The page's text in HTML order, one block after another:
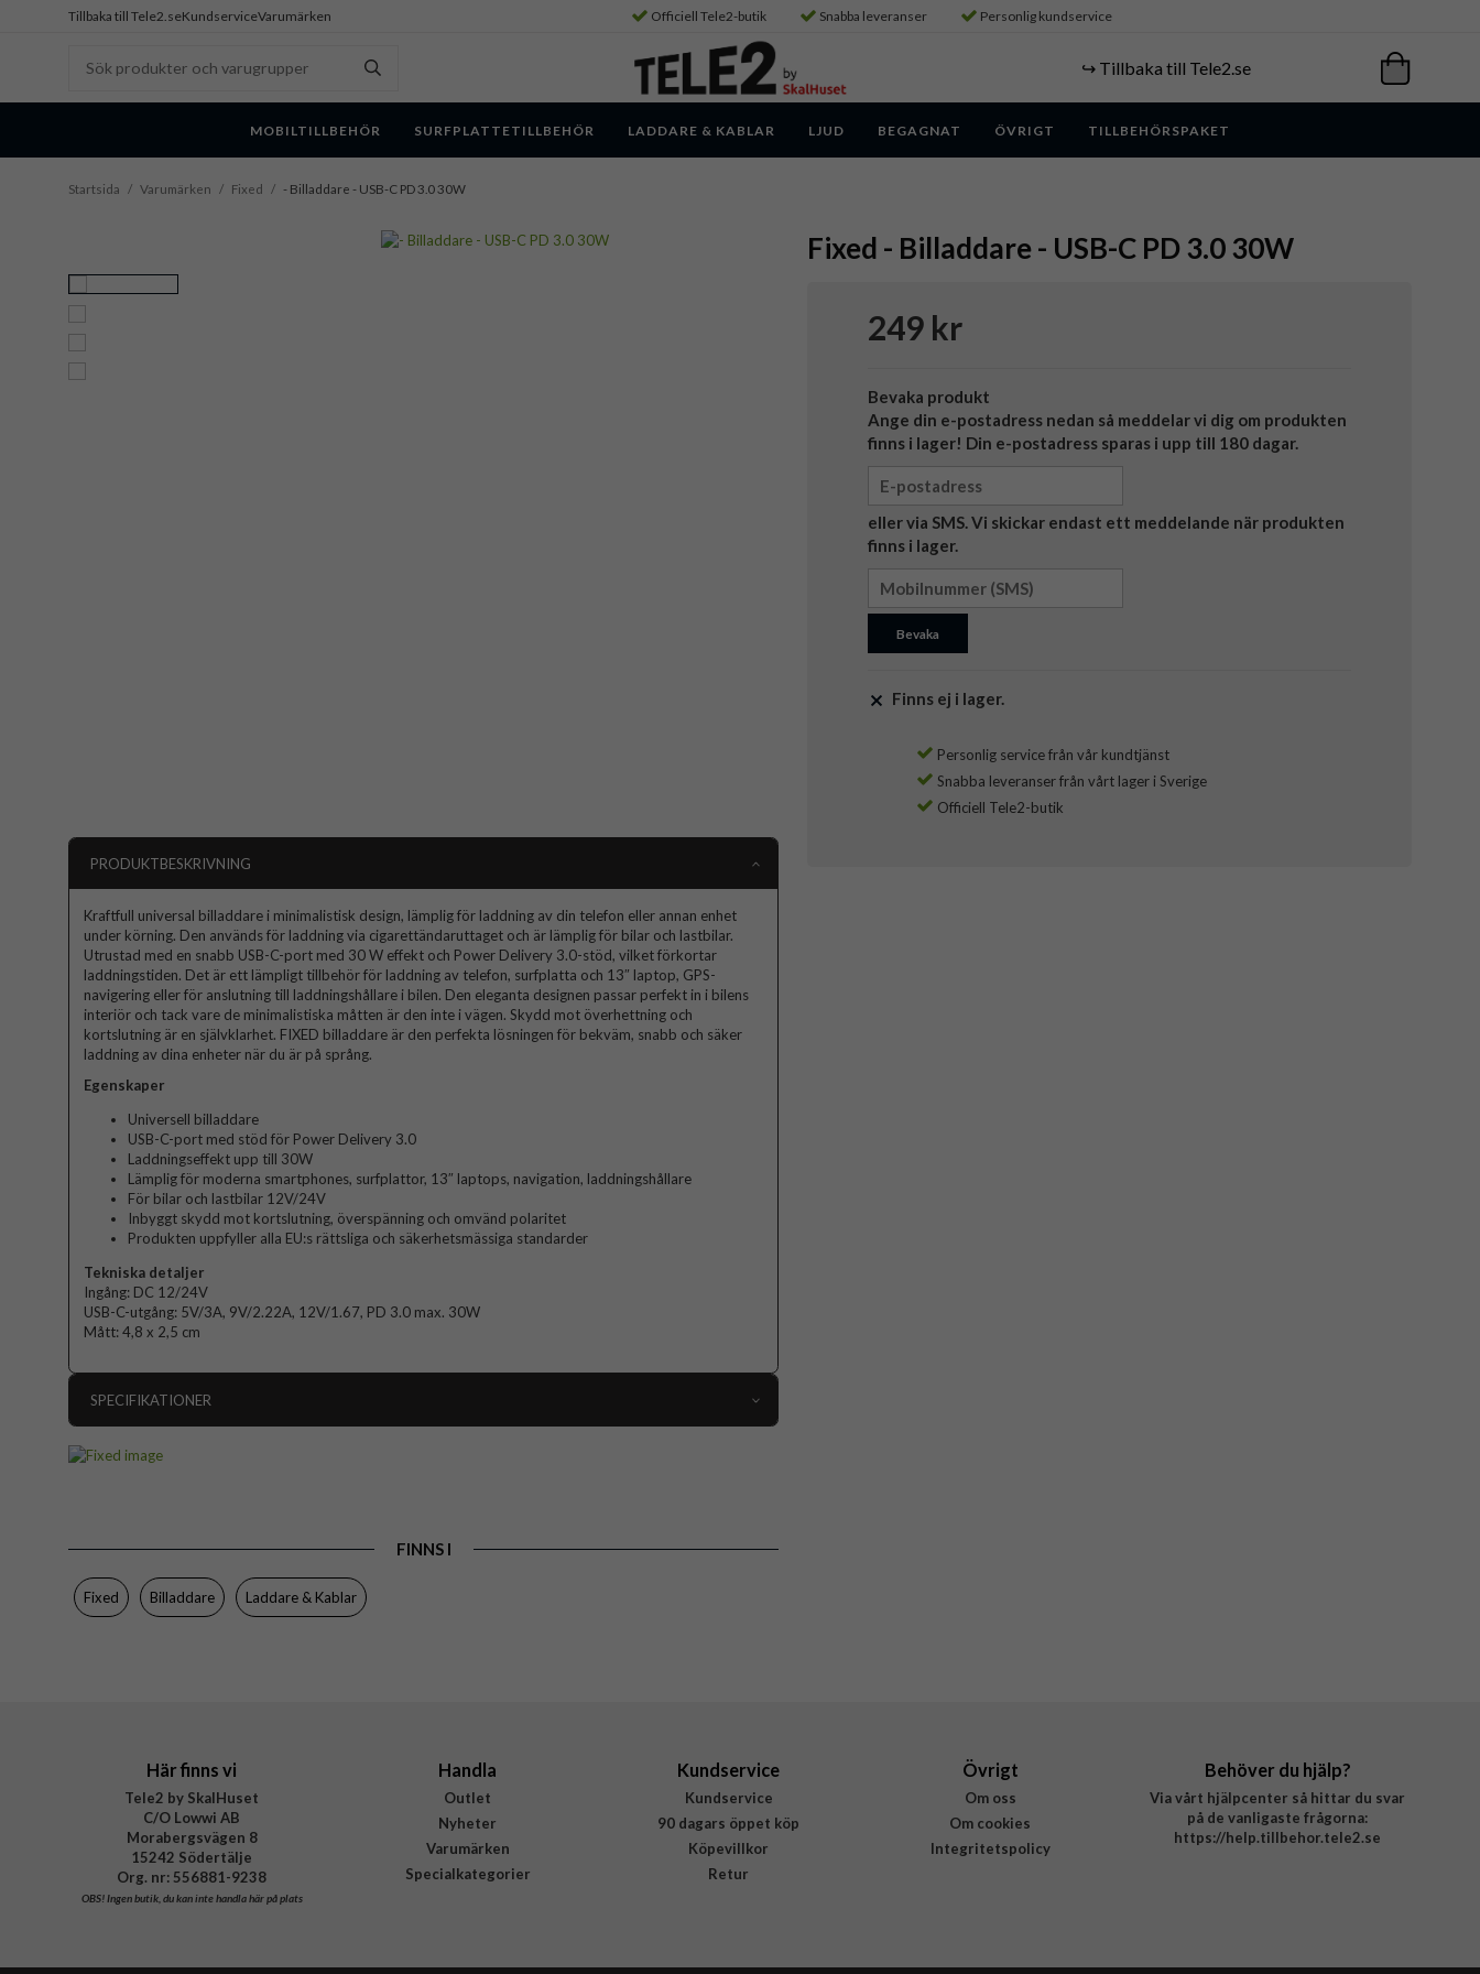
Tillbaka till Tele2.seKundserviceVarumärken Officiell Tele2-butik Snabba leveranser Personlig kundservice
↪️ Tillbaka till Tele2.se
MOBILTILLBEHÖR SURFPLATTETILLBEHÖR LADDARE & KABLAR LJUD BEGAGNAT ÖVRIGT TILLBEHÖRSPAKET
Startsida / Varumärken / Fixed / - Billaddare - USB-C PD 3.0 30W
Fixed - Billaddare - USB-C PD 3.0 30W
249 kr
Bevaka produkt
Ange din e-postadress nedan så meddelar vi dig om produkten
finns i lager! Din e-postadress sparas i upp till 180 dagar.
eller via SMS. Vi skickar endast ett meddelande när produkten
finns i lager.
Bevaka
Finns ej i lager.
Personlig service från vår kundtjänst
Snabba leveranser från vårt lager i Sverige
Officiell Tele2-butik
PRODUKTBESKRIVNING
Kraftfull universal billaddare i minimalistisk design, lämplig för laddning av din telefon eller annan enhet
under körning. Den används för laddning via cigarettändaruttaget och är lämplig för bilar och lastbilar.
Utrustad med en snabb USB-C-port med 30 W effekt och Power Delivery 3.0-stöd, vilket förkortar
laddningstiden. Det är ett lämpligt tillbehör för laddning av telefon, surfplatta och 13″ laptop, GPS-
navigering eller för anslutning till laddningshållare i bilen. Den eleganta designen passar perfekt in i bilens
interiör och tack vare de minimalistiska måtten är den inte i vägen. Skydd mot överhettning och
kortslutning är en självklarhet. FIXED billaddare är den perfekta lösningen för bekväm, snabb och säker
laddning av dina enheter när du är på språng.
Egenskaper
Universell billaddare
USB-C-port med stöd för Power Delivery 3.0
Laddningseffekt upp till 30W
Lämplig för moderna smartphones, surfplattor, 13″ laptops, navigation, laddningshållare
För bilar och lastbilar 12V/24V
Inbyggt skydd mot kortslutning, överspänning och omvänd polaritet
Produkten uppfyller alla EU:s rättsliga och säkerhetsmässiga standarder
Tekniska detaljer
Ingång: DC 12/24V
USB-C-utgång: 5V/3A, 9V/2.22A, 12V/1.67, PD 3.0 max. 30W
Mått: 4,8 x 2,5 cm
SPECIFIKATIONER
Varumärke
Fixed
Tillverkarens art nr
EAN
FINNS I
Fixed Billaddare Laddare & Kablar
Här finns vi
Tele2 by SkalHuset
C/O Lowwi AB
Morabergsvägen 8
15242 Södertälje
Org. nr: 556881-9238
OBS!Ingen butik, du kan inte handla här på plats
Handla
Outlet
Nyheter
Varumärken
Specialkategorier
Kundservice
Kundservice
90 dagars öppet köp
Köpevillkor
Retur
Övrigt
Om oss
Om cookies
Integritetspolicy
Behöver du hjälp?
Via vårt hjälpcenter så hittar du svar
på de vanligaste frågorna:
https://help.tillbehor.tele2.se